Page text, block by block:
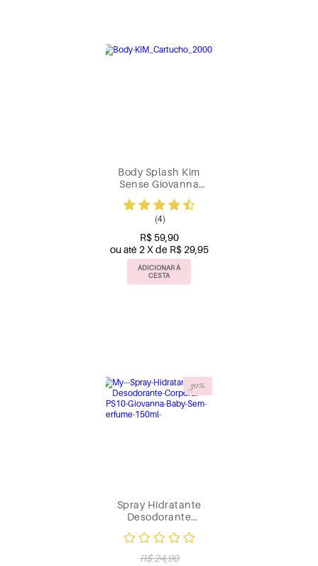
Body Splash Kim
Sense Giovanna
(4)
R$ 59,90
ou até 2 X de R$ 29,95
ADICIONAR À
CESTA
30%
Spray Hidratante
Desodorante
FPS10 150ml Sem
Perfume
R$ 24,90